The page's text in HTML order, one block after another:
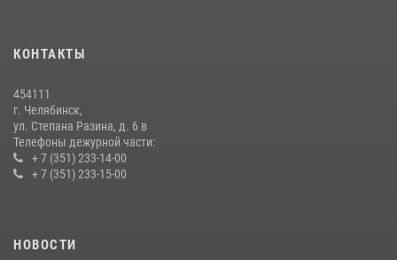
14 июля 2026, 05:15
КОНТАКТЫ
454111
г. Челябинск,
ул. Степана Разина, д. 6 в
Телефоны дежурной части:
+ 7 (351) 233-14-00
+ 7 (351) 233-15-00
НОВОСТИ